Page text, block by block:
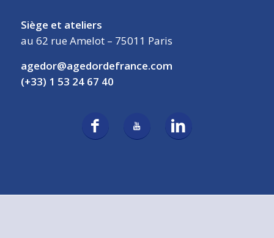
Siège et ateliers
au 62 rue Amelot – 75011 Paris
agedor@agedordefrance.com
(+33) 1 53 24 67 40